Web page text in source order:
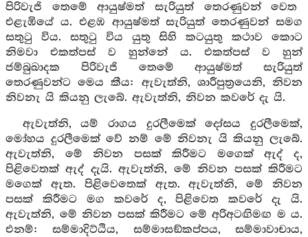
පිරිවැජි තෙමේ ආයුෂ්මත් සැරියුත් තෙරණුවන් වෙත
එළැඹියේ ය. එළඹ ආයුෂ්මත් සැරියුත් තෙරණුවන් සමග
සතුටු විය. සතුටු විය යුතු සිහි කටයුතු කථාව කොට
නිමවා එකත්පස් ව හුන්නේ ය. එකත්පස් ව හුන්
ජම්බුඛාදක පිරිවැජි තෙමේ ආයුෂ්මත් සැරියුත්
තෙරණුවන්ට මෙය කීය: ඇවැත්නි, ශාරීපුත්‍රයෙනි, නිවන
නිවනැ යි කියනු ලැබේ. ඇවැත්නි, නිවන කවරේ දැ යි.
ඇවැත්නි, යම් රාගය දුරලීමෙක් දෝසය දුරලීමෙක්,
මෝහය දුරලීමෙක් වේ නම් මේ නිවනැ යි කියනු ලැබේ.
ඇවැත්නි, මේ නිවන පසක් කිරීමට මගෙක් ඇද් ද,
පිළිවෙතක් ඇද් දැයි. ඇවැත්නි, මේ නිවන පසක් කිරීමට
මගෙක් ඇත. පිළිවෙතෙක් ඇත. ඇවැත්නි, මේ නිවන
පසක් කිරීමට මග කවරේ ද, පිළිවෙත කවරේ දැ යි.
ඇවැත්නි, මේ නිවන පසක් කිරීමට මේ අරිඅටඟිමඟ ම ය.
එනම්: සම්මාදිට්ඨිය, සම්මාසඞ්කප්පය, සම්මාවාචාය,